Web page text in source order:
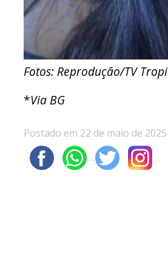
Fotos: Reprodução/TV
*Via BG
Postado em 22 de maio de 2025